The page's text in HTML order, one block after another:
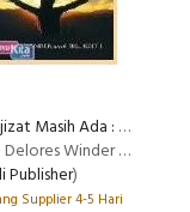
Mukjizat Masih Ada : Kesembuhan Ajaib Delores Winder
Winder & Bill Keith
Publisher)
Supplier 4-5 Hari